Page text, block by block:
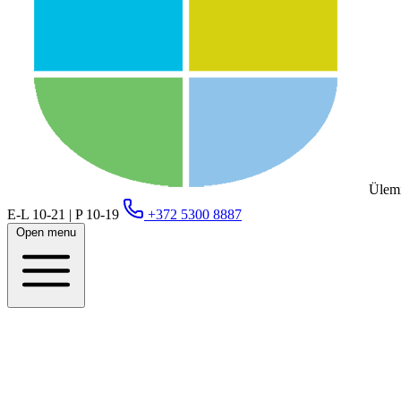
E-L 10-21 | P 10-19
+372 5300 8887
Open menu